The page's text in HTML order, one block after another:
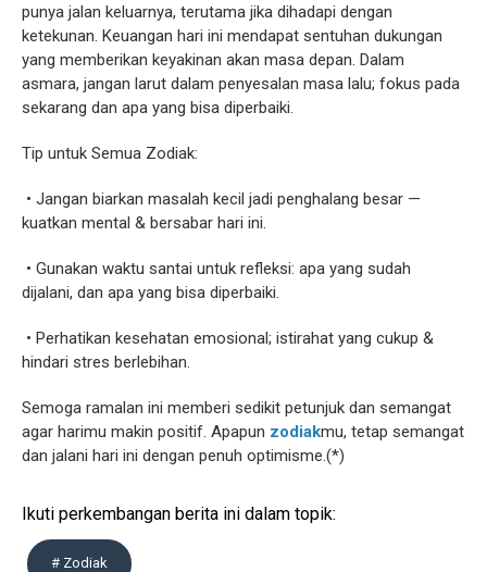
punya jalan keluarnya, terutama jika dihadapi dengan
ketekunan. Keuangan hari ini mendapat sentuhan dukungan
yang memberikan keyakinan akan masa depan. Dalam
asmara, jangan larut dalam penyesalan masa lalu; fokus pada
sekarang dan apa yang bisa diperbaiki.
Tip untuk Semua Zodiak:
• Jangan biarkan masalah kecil jadi penghalang besar —
kuatkan mental & bersabar hari ini.
• Gunakan waktu santai untuk refleksi: apa yang sudah
dijalani, dan apa yang bisa diperbaiki.
• Perhatikan kesehatan emosional; istirahat yang cukup &
hindari stres berlebihan.
Semoga ramalan ini memberi sedikit petunjuk dan semangat
agar harimu makin positif. Apapun zodiakmu, tetap semangat
dan jalani hari ini dengan penuh optimisme.(*)
Ikuti perkembangan berita ini dalam topik:
# Zodiak